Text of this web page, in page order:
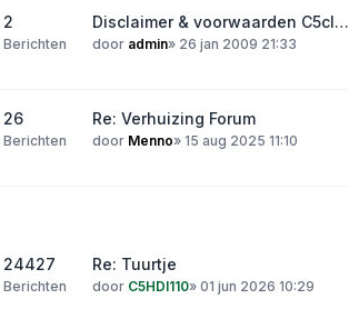
2
Berichten
Disclaimer & voorwaarden C5cl…
door admin» 26 jan 2009 21:33
26
Berichten
Re: Verhuizing Forum
door Menno» 15 aug 2025 11:10
24427
Berichten
Re: Tuurtje
door C5HDI110» 01 jun 2026 10:29